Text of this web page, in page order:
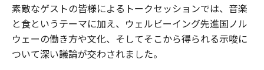
素敵なゲストの皆様によるトークセッションでは、音楽
と食というテーマに加え、ウェルビーイング先進国ノル
ウェーの働き方や文化、そしてそこから得られる示唆に
ついて深い議論が交わされました。